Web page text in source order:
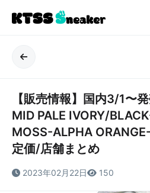
【販売情報】国内3/1〜
MID PALE IVORY/
MOSS-ALPHA
定価/店舗まとめ
2023年02月22日 150